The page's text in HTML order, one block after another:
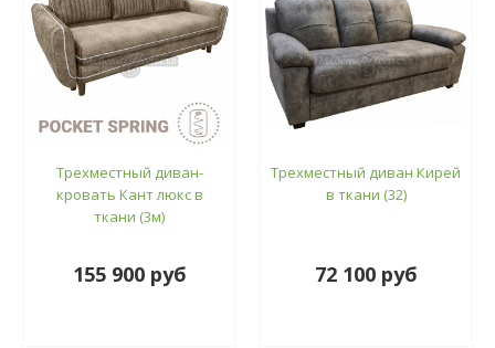
Трехместный диван-
кровать Кант люкс в
ткани (3м)
155 900 руб
Трехместный диван Кирей
в ткани (32)
72 100 руб